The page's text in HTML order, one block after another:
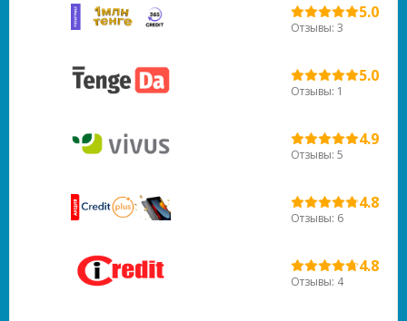
5.0
Отзывы: 3
5.0
Отзывы: 1
4.9
Отзывы: 5
4.8
Отзывы: 6
4.8
Отзывы: 4